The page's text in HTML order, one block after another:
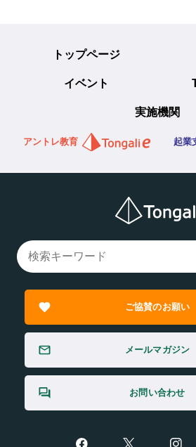
トップページ
イベント
実施機関
アントレ教育 起業
ご協賛のお願い
メールマガジン
お問い合わせ